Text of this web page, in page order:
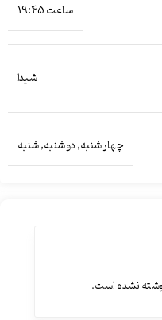
ساعت 19:45
شیدا
چهار شنبه,دو شنبه,شنبه
نشده است.